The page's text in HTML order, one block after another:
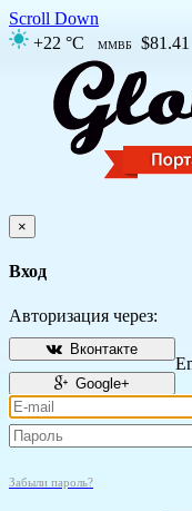
Scroll Down
+22 °C
ММВБ $81.41
×
Вход
Авторизация через:
Вконтакте
Google+
Забыли пароль?